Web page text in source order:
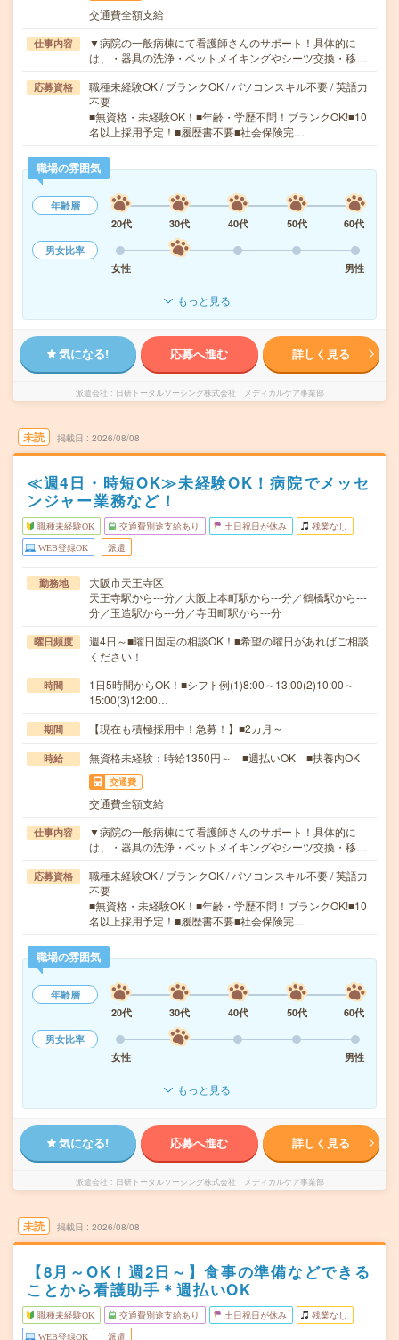
交通費全額支給
仕事内容
▼病院の一般病棟にて看護師さんのサポート！具体的に
は、・器具の洗浄・ベットメイキングやシーツ交換・移…
応募資格
職種未経験OK / ブランクOK / パソコンスキル不要 / 英語力
不要
■無資格・未経験OK！■年齢・学歴不問！ブランクOK!■10
名以上採用予定！■履歴書不要■社会保険完…
職場の雰囲気
年齢層
20代
30代 40代 50代
60代
男女比率
女性
男性
もっと見る
気になる! 応募へ進む 詳しく見る
派遣会社 日研トータルソーシング株式会社 メディカルケア事業部
未読 掲載日 2026/08/08
≪週4日・時短OK≫未経験OK！病院でメッセ
ンジャー業務など！
職種未経験OK 交通費別途支給あり 土日祝日が休み 残業なし
WEB登録OK 派遣
勤務地
大阪市天王寺区
天王寺駅から---分／大阪上本町駅から---分／鶴橋駅から---
分／玉造駅から---分／寺田町駅から---分
曜日頻度
週4日～■曜日固定の相談OK！■希望の曜日があればご相談
ください！
時間
1日5時間からOK！■シフト例(1)8:00～13:00(2)10:00～
15:00(3)12:00…
期間 【現在も積極採用中！急募！】■2カ月～
時給 無資格未経験：時給1350円～ ■週払いOK ■扶養内OK
交通費
交通費全額支給
仕事内容
▼病院の一般病棟にて看護師さんのサポート！具体的に
は、・器具の洗浄・ベットメイキングやシーツ交換・移…
応募資格
職種未経験OK / ブランクOK / パソコンスキル不要 / 英語力
不要
■無資格・未経験OK！■年齢・学歴不問！ブランクOK!■10
名以上採用予定！■履歴書不要■社会保険完…
職場の雰囲気
年齢層
20代
30代 40代 50代
60代
男女比率
女性
男性
もっと見る
気になる! 応募へ進む 詳しく見る
派遣会社 日研トータルソーシング株式会社 メディカルケア事業部
未読 掲載日 2026/08/08
【8月～OK！週2日～】食事の準備などできる
ことから看護助手＊週払いOK
職種未経験OK 交通費別途支給あり 土日祝日が休み 残業なし
WEB登録OK 派遣